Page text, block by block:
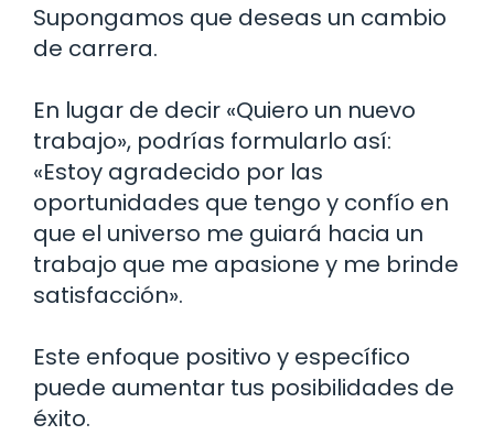
Supongamos que deseas un cambio
de carrera.
En lugar de decir «Quiero un nuevo
trabajo», podrías formularlo así:
«Estoy agradecido por las
oportunidades que tengo y confío en
que el universo me guiará hacia un
trabajo que me apasione y me brinde
satisfacción».
Este enfoque positivo y específico
puede aumentar tus posibilidades de
éxito.